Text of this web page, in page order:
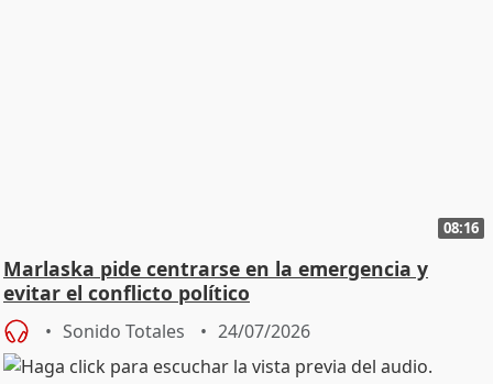
08:16
Marlaska pide centrarse en la emergencia y
evitar el conflicto político
Sonido Totales 24/07/2026